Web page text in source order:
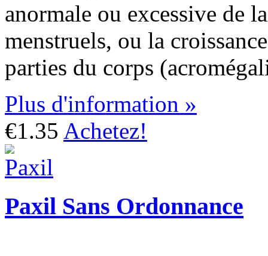
anormale ou excessive de
menstruels, ou la
parties du corps
Plus d'information »
€1.35 Achetez!
Paxil Sans Ordonnance